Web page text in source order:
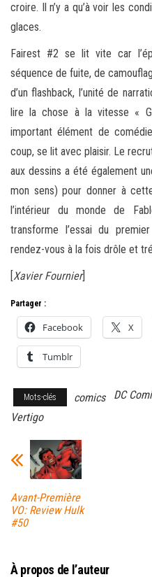
croire. Il n’y a qu’à voir les
glaces.
Fairest #2 se lit vite car
séquence de fuite, de
d’un flashback, l’unité de
lire la chose à la vitesse «
important élément de
coup, se lit avec plaisir. Le
aux dessins a été également
mon sens) pour donner à
l’intérieur du monde de
transforme l’essai du
rendez-vous à la fois drôle et
[Xavier Fournier]
Partager :
Facebook X
Tumblr
Mots-clés comics DC
Vertigo
Avant-Première
VO: Review Hulk
#50
À propos de l’auteur